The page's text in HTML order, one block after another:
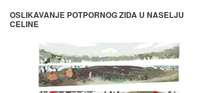
OSLIKAVANJE POTPORNOG ZIDA U NASELJU
CELINE